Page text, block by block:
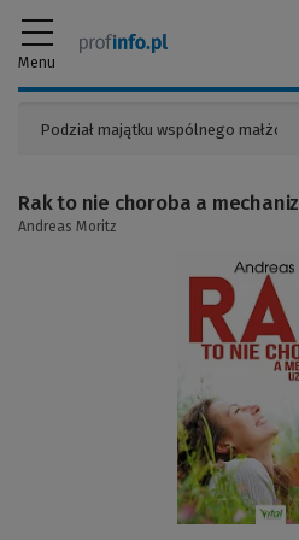
Menu
Rak to nie choroba a
Andreas Moritz